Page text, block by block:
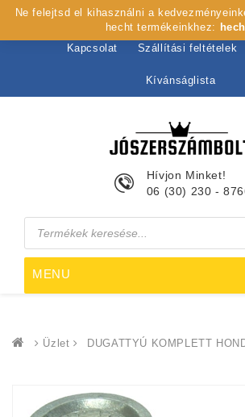
Kezdőlap Rólunk Webshop
Kapcsolat Szállítási feltételek
Kívánságlista
Hívjon Minket!
06 (30) 230 -
Products
search
MENU
Üzlet DUGATTYÚ KOMPLETT
Ne felejtsd el kihasználni a
hecht termékeinkhez: